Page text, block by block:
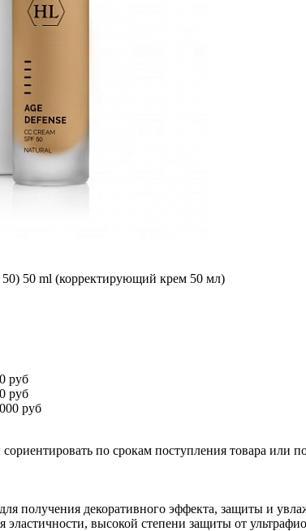
50 ml (корректирующий крем 50 мл)
руб
руб
руб
по срокам поступления товара или
получения декоративного эффекта, защиты и
высокой степени защиты от